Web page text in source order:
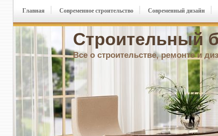
Строительный
Все о строительстве, ремонте и
Главная Современное строительство Современный дизайн